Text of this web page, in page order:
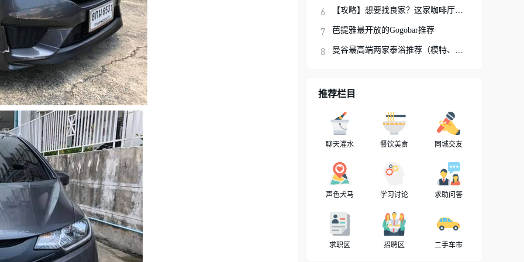
【攻略】想要找良家？这家咖啡厅你可以试试
芭提雅最开放的Gogobar推荐
曼谷最高端两家泰浴推荐（模特、网红、明星
推荐栏目
聊天灌水 餐饮美食 同城交友
声色犬马 学习讨论 求助问答
求职区 招聘区 二手车市